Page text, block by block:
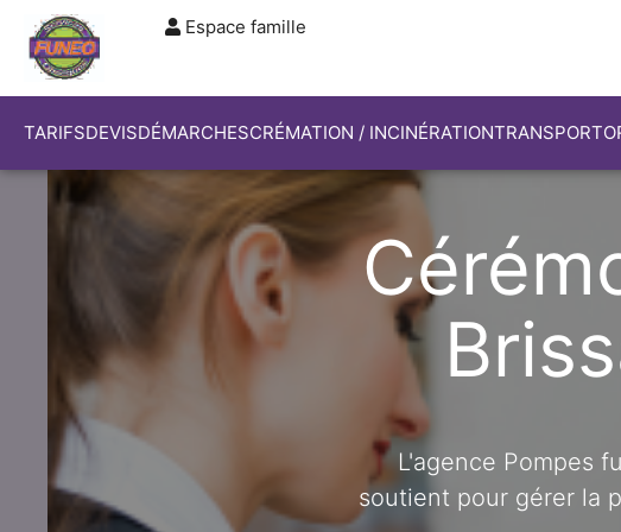
Espace famille
TARIFSDEVISDÉMARCHESCRÉMATION / INCINÉRATIONTRANSPORT
L'agence Pompes
soutient pour gérer la